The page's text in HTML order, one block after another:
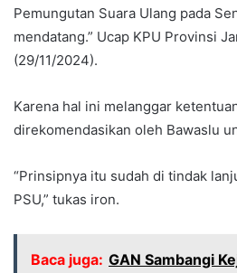
Pemungutan Suara Ulang pada
mendatang.” Ucap KPU Provinsi
(29/11/2024).
Karena hal ini melanggar
direkomendasikan oleh Bawaslu
“Prinsipnya itu sudah di tindak
PSU,” tukas iron.
Baca juga: GAN Sambangi